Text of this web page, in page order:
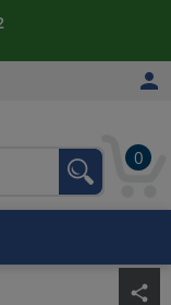

0
share